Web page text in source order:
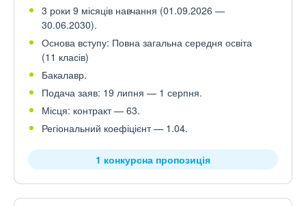
3 роки 9 місяців навчання (01.09.2026 —
30.06.2030).
Основа вступу: Повна загальна середня освіта
(11 класів)
Бакалавр.
Подача заяв: 19 липня — 1 серпня.
Місця: контракт — 63.
Регіональний коефіцієнт — 1.04.
1 конкурсна пропозиція